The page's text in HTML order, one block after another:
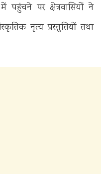
पहुंचने पर क्षेत्रवासियों ने
नृत्य प्रस्तुतियों तथा